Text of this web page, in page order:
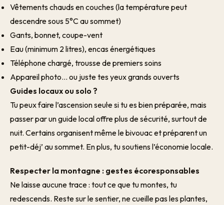
Vêtements chauds en couches (la température peut
descendre sous 5°C au sommet)
Gants, bonnet, coupe-vent
Eau (minimum 2 litres), encas énergétiques
Téléphone chargé, trousse de premiers soins
Appareil photo… ou juste tes yeux grands ouverts
Guides locaux ou solo ?
Tu peux faire l’ascension seul·e si tu es bien préparé·e, mais
passer par un guide local offre plus de sécurité, surtout de
nuit. Certains organisent même le bivouac et préparent un
petit-déj’ au sommet. En plus, tu soutiens l’économie locale.
Respecter la montagne : gestes écoresponsables
Ne laisse aucune trace : tout ce que tu montes, tu
redescends. Reste sur le sentier, ne cueille pas les plantes,